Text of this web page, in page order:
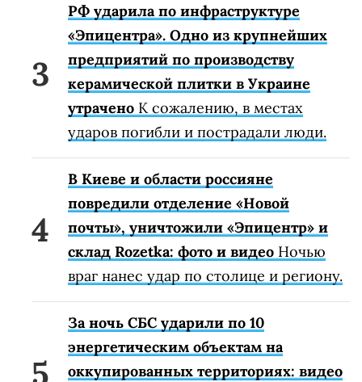
РФ ударила по инфраструктуре
«Эпицентра». Одно из крупнейших
предприятий по производству
керамической плитки в Украине
утрачено К сожалению, в местах
ударов погибли и пострадали люди.
В Киеве и области россияне
повредили отделение «Новой
почты», уничтожили «Эпицентр» и
склад Rozetka: фото и видео Ночью
враг нанес удар по столице и региону.
За ночь СБС ударили по 10
энергетическим объектам на
оккупированных территориях: видео